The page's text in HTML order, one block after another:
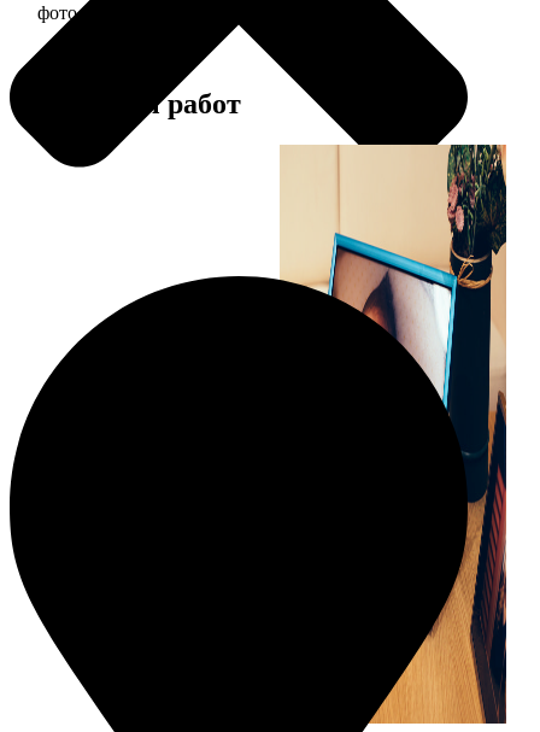
фото 15х20 в деревянной рамке
Примеры работ